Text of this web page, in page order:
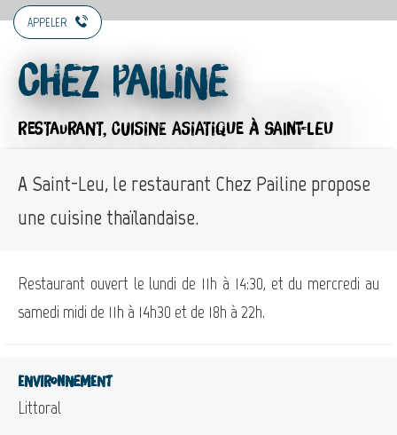
APPELER
Chez Pailine
RESTAURANT, CUISINE ASIATIQUE À SAINT-LEU
A Saint-Leu, le restaurant Chez Pailine propose
une cuisine thaïlandaise.
Restaurant ouvert le lundi de 11h à 14:30, et du mercredi au
samedi midi de 11h à 14h30 et de 18h à 22h.
Environnement
Littoral